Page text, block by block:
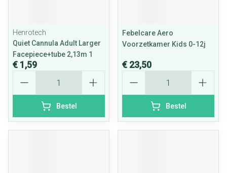
Henrotech
Quiet Cannula Adult Larger
Facepiece+tube 2,13m 1
€ 1,59
Bestel
Febelcare Aero
Voorzetkamer Kids 0-12j
€ 23,50
Bestel